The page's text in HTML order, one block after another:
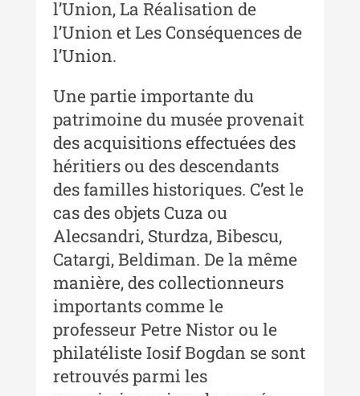
XII / Nr. 13 / 2019
Indexul Complet
Buletinul Centrului de Cercetare și
Conservare-Restaurare a
Patrimoniului
Buletinul Centrului de Cercetare
și Conservare-Restaurare a
Patrimoniului - 2021
Buletinul Centrului de Cercetare
și Conservare-Restaurare a
Patrimoniului - 2020
Buletinul Centrului de Cercetare
și Conservare-Restaurare a
Patrimoniului - 2019
Indexul Complet
l’Union, La Réalisation de
l’Union et Les Conséquences de
l’Union.
Une partie importante du
patrimoine du musée provenait
des acquisitions effectuées des
héritiers ou des descendants
des familles historiques. C’est le
cas des objets Cuza ou
Alecsandri, Sturdza, Bibescu,
Catargi, Beldiman. De la même
manière, des collectionneurs
importants comme le
professeur Petre Nistor ou le
philatéliste Iosif Bogdan se sont
retrouvés parmi les